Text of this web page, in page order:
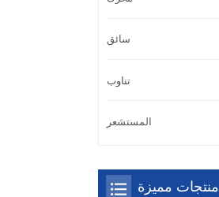
سائق
تناوب
المستشعر
منتجات مميزة